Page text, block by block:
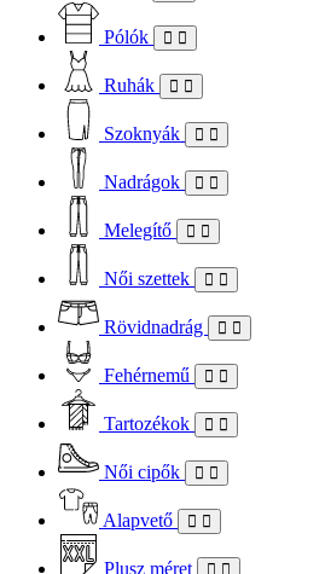
Pólók
Ruhák
Szoknyák
Nadrágok
Melegítő
Női szettek
Rövidnadrág
Fehérnemű
Tartozékok
Női cipők
Alapvető
Plusz méret